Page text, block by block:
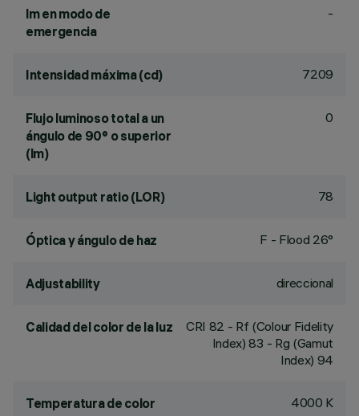
lm en modo de
emergencia
-
Intensidad máxima (cd) 7209
Flujo luminoso total a un
ángulo de 90° o superior
(lm)
0
Light output ratio (LOR) 78
Óptica y ángulo de haz F - Flood 26°
Adjustability direccional
Calidad del color de la luz CRI 82 - Rf (Colour Fidelity
Index) 83 - Rg (Gamut
Index) 94
Temperatura de color 4000 K